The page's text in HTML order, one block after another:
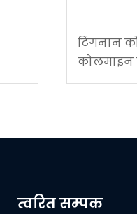
टिंगनान
कोलमाइन
सफल
त्वरित सम्पक